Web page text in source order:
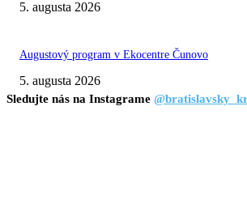
5. augusta 2026
Augustový program v Ekocentre Čunovo
5. augusta 2026
Sledujte nás na Instagrame